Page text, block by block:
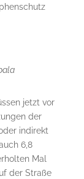
jetzt vor
der
indirekt
6,8
Mal
der Straße